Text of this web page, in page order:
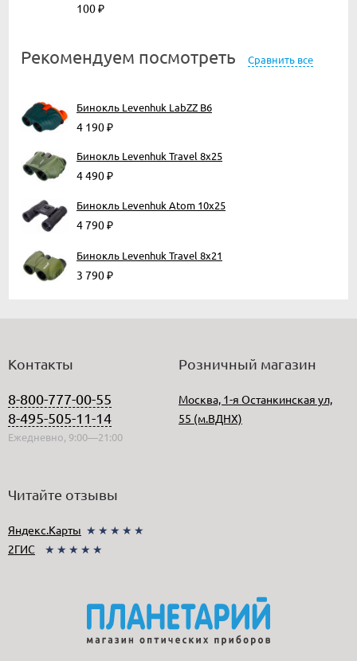
100₽
Рекомендуем посмотреть Сравнить все
Бинокль Levenhuk LabZZ B6
4 190₽
Бинокль Levenhuk Travel 8x25
4 490₽
Бинокль Levenhuk Atom 10x25
4 790₽
Бинокль Levenhuk Travel 8x21
3 790₽
Контакты
8-800-777-00-55
8-495-505-11-14
Ежедневно, 9:00—21:00
Розничный магазин
Москва, 1-я Останкинская ул,
55 (м.ВДНХ)
Читайте отзывы
Яндекс.Карты ★★★★★
2ГИС
★★★★★